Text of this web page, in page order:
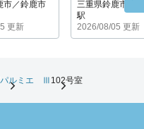
市／鈴鹿市
更新
三重県鈴鹿市／
駅
2026/08/05 更新
パルミエ Ⅲ 102号室